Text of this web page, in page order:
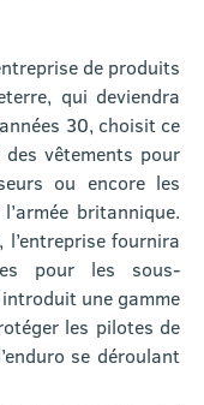
de produits
qui deviendra
30, choisit ce
vêtements pour
ou encore les
britannique.
l’entreprise fournira
pour les sous-
une gamme
les pilotes de
se déroulant